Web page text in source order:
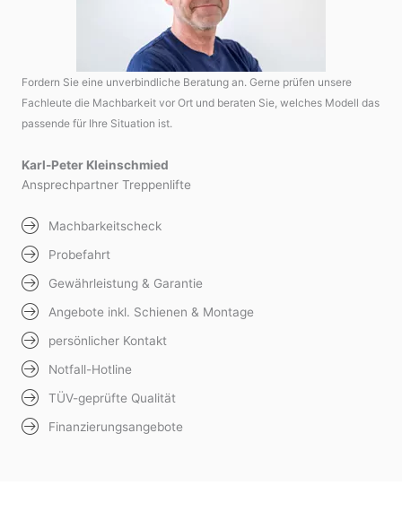
Fordern Sie eine unverbindliche Beratung an. Gerne prüfen unsere
Fachleute die Machbarkeit vor Ort und beraten Sie, welches Modell das
passende für Ihre Situation ist.
Karl-Peter Kleinschmied
Ansprechpartner Treppenlifte
Machbarkeitscheck
Probefahrt
Gewährleistung & Garantie
Angebote inkl. Schienen & Montage
persönlicher Kontakt
Notfall-Hotline
TÜV-geprüfte Qualität
Finanzierungsangebote